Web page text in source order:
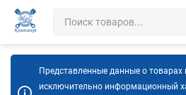
Представленные данные о товарах
исключительно информационный